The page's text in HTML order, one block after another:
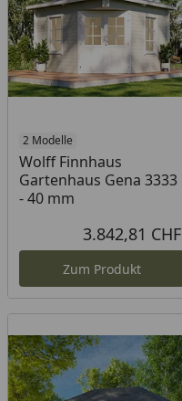
2 Modelle
Wolff Finnhaus
Gartenhaus Gena 3333
- 40 mm
3.842,81 CHF
Zum Produkt